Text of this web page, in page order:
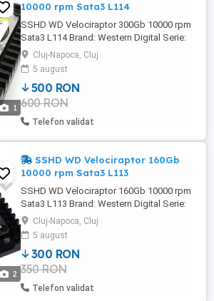
1
10000 rpm Sata3 L114
SSHD WD Velociraptor 300Gb 10000 rpm
Sata3 L114 Brand: Western Digital Serie:
WD VelociRaptor Model: WD3000HLHX
Bare Drive Interfata: SATA III 6Gb/s
Capacitate: 300GB RPM: 10000 RPM
Cache: 32MB Ultra fast Rock-solid
reliability Ultra-cool operation Form
Factor: 3.5 Cumparatorul suporta cost
transport. Ofer ...
Cluj-Napoca, Cluj
5 august
500 RON
600 RON
Telefon validat
2
SSHD WD Velociraptor 160Gb
10000 rpm Sata3 L113
SSHD WD Velociraptor 160Gb 10000 rpm
Sata3 L113 Brand: Western Digital Serie:
WD VelociRaptor Model: WD1600HLHX
Bare Drive Interfata: SATA III 6Gb/s
Capacitate: 160GB RPM: 10000 RPM
Cache: 32MB Ultra fast Rock-solid
reliability Ultra-cool operation Form
Factor: 3.5" Cumparatorul suporta cost
transport. Ofer ...
Cluj-Napoca, Cluj
5 august
300 RON
350 RON
Telefon validat